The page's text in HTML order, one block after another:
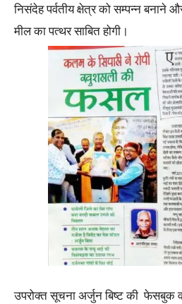
निसंदेह पर्वतीय क्षेत्र को सम्पन्न बनाने
मील का पत्थर साबित होगी।
उपरोक्त सूचना अर्जुन बिष्ट की फेसबुक